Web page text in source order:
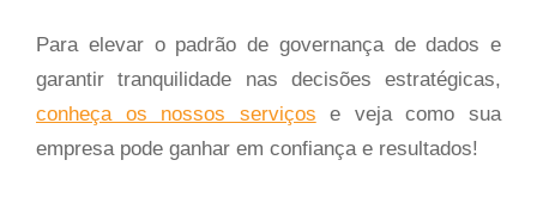
Para elevar o padrão de governança de dados e
garantir tranquilidade nas decisões estratégicas,
conheça os nossos serviços e veja como sua
empresa pode ganhar em confiança e resultados!